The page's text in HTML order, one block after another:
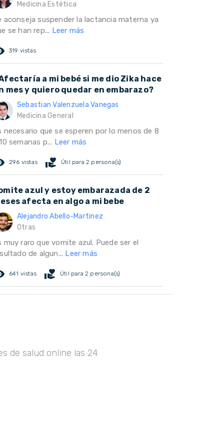
Medicina Estética
aconseja suspender la lactancia materna ya
se han rep... Leer más
319 vistas
a mi bebé si me dio Zika hace
mes y quiero quedar en embarazo?
Sebastian Valenzuela Vanegas
Medicina General
necesario que se esperen por lo menos de 8
semanas p... Leer más
296 vistas volunteer_activism Útil para 2 persona(s)
azul y estoy embarazada de 2
afecta en algo a mi bebe
Alejandro Abello-Martinez
Otras
muy raro que vomite azul. Puede ser el
de algun... Leer más
641 vistas volunteer_activism Útil para 2 persona(s)
de salud online las 24